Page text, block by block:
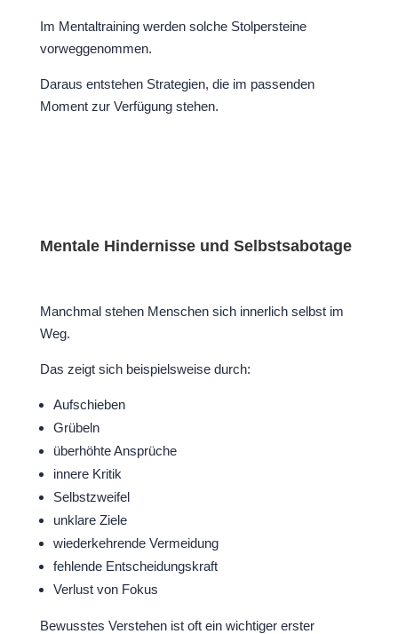
Im Mentaltraining werden solche Stolpersteine
vorweggenommen.
Daraus entstehen Strategien, die im passenden
Moment zur Verfügung stehen.
Mentale Hindernisse und Selbstsabotage
Manchmal stehen Menschen sich innerlich selbst im
Weg.
Das zeigt sich beispielsweise durch:
Aufschieben
Grübeln
überhöhte Ansprüche
innere Kritik
Selbstzweifel
unklare Ziele
wiederkehrende Vermeidung
fehlende Entscheidungskraft
Verlust von Fokus
Bewusstes Verstehen ist oft ein wichtiger erster